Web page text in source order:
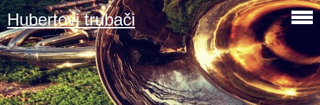
Hubertovi trubači